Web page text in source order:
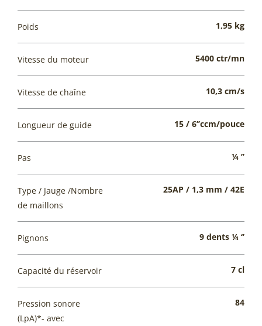
Poids 1,95 kg
Vitesse du moteur 5400 ctr/mn
Vitesse de chaîne 10,3 cm/s
Longueur de guide 15 / 6’’ccm/pouce
Pas ¼ ’’
Type / Jauge /Nombre
de maillons
25AP / 1,3 mm / 42E
Pignons 9 dents ¼ ‘’
Capacité du réservoir 7 cl
Pression sonore
(LpA)*- avec
84